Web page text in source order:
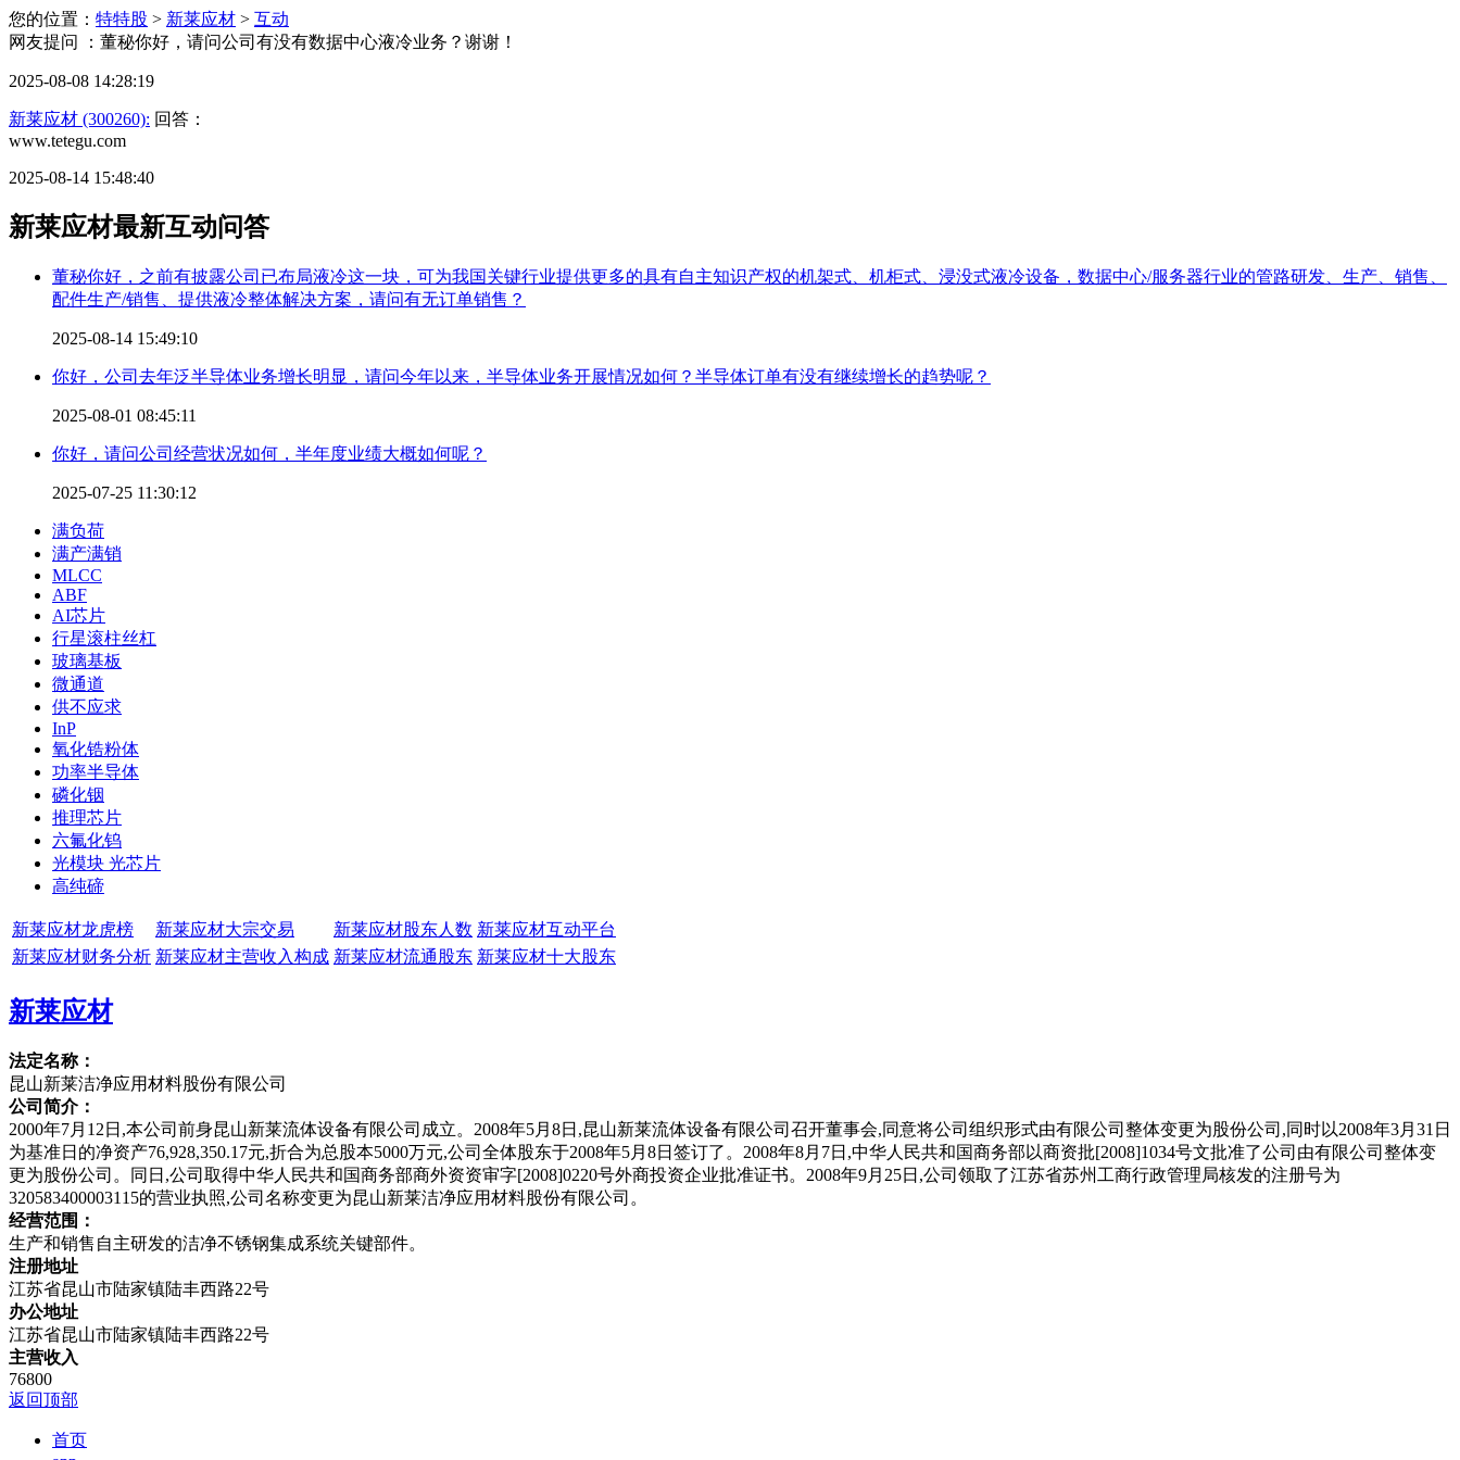
您的位置： 特特股 > 新莱应材 > 互动
网友提问 ：董秘你好，请问公司有没有数据中心液冷业务？谢谢！
2025-08-08 14:28:19
新莱应材 (300260): 回答：
www.tetegu.com
2025-08-14 15:48:40
新莱应材最新互动问答
董秘你好，之前有披露公司已布局液冷这一块，可为我国关键行业提供更多的具有自主知识产权的机架式、机柜式、浸没式液冷设备，数据中心/服务器行业的管路研发、生产、销售、
配件生产/销售、提供液冷整体解决方案，请问有无订单销售？
2025-08-14 15:49:10
你好，公司去年泛半导体业务增长明显，请问今年以来，半导体业务开展情况如何？半导体订单有没有继续增长的趋势呢？
2025-08-01 08:45:11
你好，请问公司经营状况如何，半年度业绩大概如何呢？
2025-07-25 11:30:12
满负荷
满产满销
MLCC
ABF
AI芯片
行星滚柱丝杠
玻璃基板
微通道
供不应求
InP
氧化锆粉体
功率半导体
磷化铟
推理芯片
六氟化钨
光模块 光芯片
高纯碲
新莱应材龙虎榜 新莱应材大宗交易 新莱应材股东人数 新莱应材互动平台
新莱应材财务分析 新莱应材主营收入构成 新莱应材流通股东 新莱应材十大股东
新莱应材
法定名称：
昆山新莱洁净应用材料股份有限公司
公司简介：
2000年7月12日,本公司前身昆山新莱流体设备有限公司成立。2008年5月8日,昆山新莱流体设备有限公司召开董事会,同意将公司组织形式由有限公司整体变更为股份公司,同时以2008年3月31日
为基准日的净资产76,928,350.17元,折合为总股本5000万元,公司全体股东于2008年5月8日签订了。2008年8月7日,中华人民共和国商务部以商资批[2008]1034号文批准了公司由有限公司整体变
更为股份公司。同日,公司取得中华人民共和国商务部商外资资审字[2008]0220号外商投资企业批准证书。2008年9月25日,公司领取了江苏省苏州工商行政管理局核发的注册号为
320583400003115的营业执照,公司名称变更为昆山新莱洁净应用材料股份有限公司。
经营范围：
生产和销售自主研发的洁净不锈钢集成系统关键部件。
注册地址
江苏省昆山市陆家镇陆丰西路22号
办公地址
江苏省昆山市陆家镇陆丰西路22号
主营收入
76800
返回顶部
首页